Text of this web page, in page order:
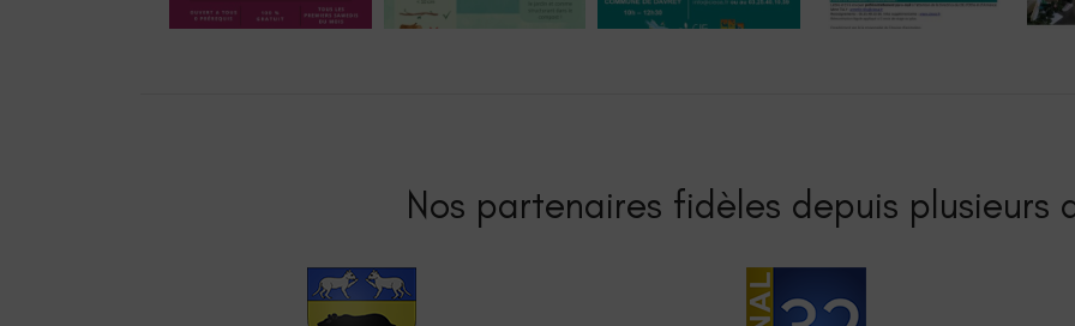
Nos partenaires fidèles depuis plusieurs